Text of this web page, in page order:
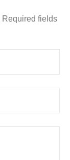
Required fields